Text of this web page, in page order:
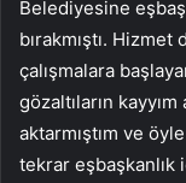
Belediyesine
bırakmıştı. Hizmet
çalışmalara
gözaltıların kayyım
aktarmıştım ve
tekrar eşbaşkanlık